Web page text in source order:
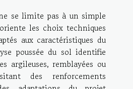
se limite pas à un simple
les choix techniques
aux caractéristiques du
poussée du sol identifie
argileuses, remblayées ou
des renforcements